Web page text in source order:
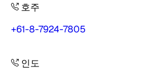
호주
+61-8-7924-7805
인도